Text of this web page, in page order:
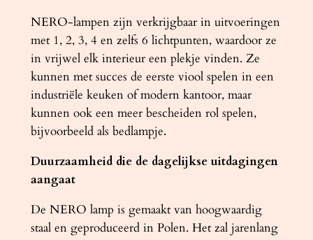
a
l
NERO-lampen zijn verkrijgbaar in uitvoeringen
met 1, 2, 3, 4 en zelfs 6 lichtpunten, waardoor ze
in vrijwel elk interieur een plekje vinden. Ze
kunnen met succes de eerste viool spelen in een
industriële keuken of modern kantoor, maar
kunnen ook een meer bescheiden rol spelen,
bijvoorbeeld als bedlampje.
Duurzaamheid die de dagelijkse uitdagingen
aangaat
De NERO lamp is gemaakt van hoogwaardig
staal en geproduceerd in Polen. Het zal jarenlang